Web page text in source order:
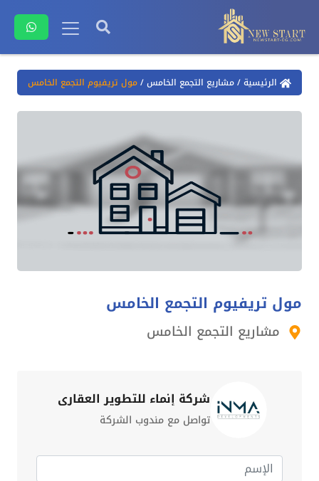
الرئيسية/مشاريع التجمع الخامس/مول تريفيوم التجمع الخامس
مول تريفيوم التجمع الخامس
مشاريع التجمع الخامس
شركة إنماء للتطوير العقاري
تواصل مع مندوب الشركة